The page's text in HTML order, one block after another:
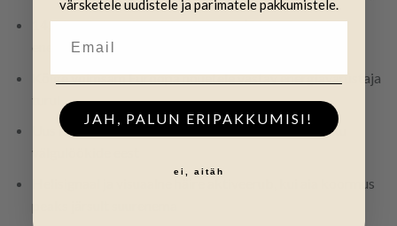
14,2 J maksimaalne väljundenergia (21 J salvestatud
energia)
Kõige võimsam Euroopa nõuetele vastav energiavarustaja
turul
Uus isoleeritud toiteallikas kaitseb teie elektrivõrku
välgulöökide eest
Helisignaal ja visuaalne häire aktiveerub, kui aia koormus
värsketele uudistele ja parimatele pakkumistele.
JAH, PALUN ERIPAKKUMISI!
ei, aitäh